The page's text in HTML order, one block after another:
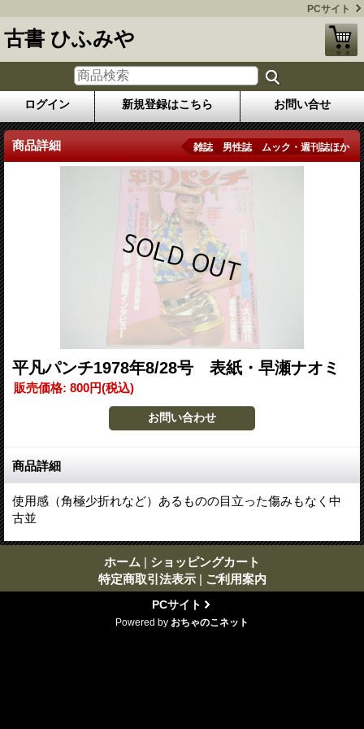
PCサイト
古書 ひふみや
ログイン 新規登録はこちら お問い合せ
商品詳細 雑誌 男性誌 ムック・週刊誌ほか
平凡パンチ1978年8/28号 表紙・早瀬ナオミ
販売価格: 800円(税込)
商品詳細
使用感（角極少折れなど）あるものの目立った傷みもなく中
古並
ホーム | ショッピングカート
特定商取引法表示 | ご利用案内
PCサイト
Powered by おちゃのこネット